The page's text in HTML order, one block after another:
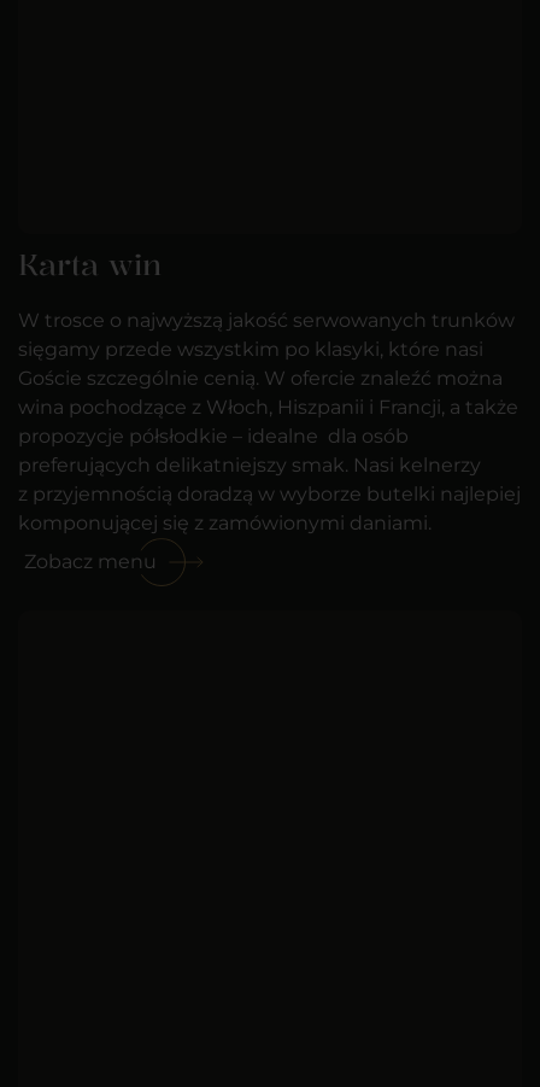
Karta win
W trosce o najwyższą jakość serwowanych trunków
sięgamy przede wszystkim po klasyki, które nasi
Goście szczególnie cenią. W ofercie znaleźć można
wina pochodzące z Włoch, Hiszpanii i Francji, a także
propozycje półsłodkie – idealne dla osób
preferujących delikatniejszy smak. Nasi kelnerzy
z przyjemnością doradzą w wyborze butelki najlepiej
komponującej się z zamówionymi daniami.
Zobacz menu